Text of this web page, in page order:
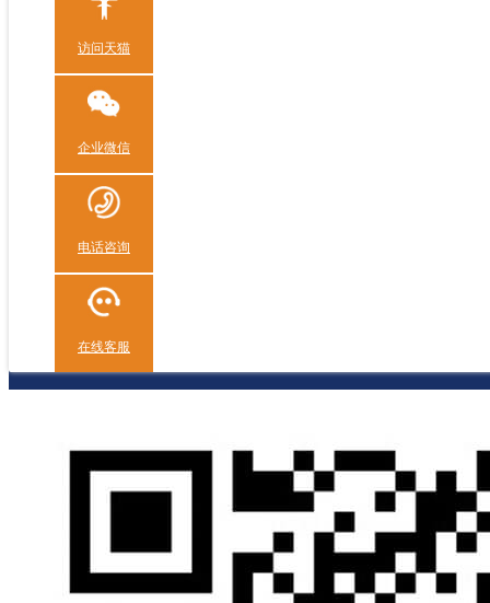
访问天猫
企业微信
电话咨询
在线客服